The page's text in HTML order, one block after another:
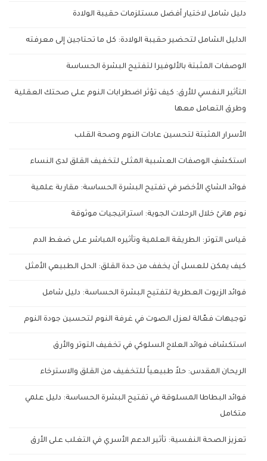
دليل شامل لاختيار أفضل مستلزمات حقيبة الولادة
الدليل الشامل لتحضير حقيبة الولادة: كل ما تحتاجين إلى معرفته
الوصفات المثبتة بالألوفيرا لتفتيح البشرة الحساسة
التأثير النفسي للأرق: كيف تؤثر اضطرابات النوم على صحتك العقلية
وطرق التعامل معها
الأسرار المثبتة لتحسين عادات النوم وصحة القلب
استكشفِ الوصفات العشبية المثلى لتخفيف القلق لدى النساء
فوائد الشاي الأخضر في تفتيح البشرة الحساسة: مقاربة علمية
نوم هانئ خلال الرحلات الجوية: استراتيجيات موثوقة
قياس التوتر: الطريقة العلمية وتأثيره المباشر على ضغط الدم
كيف يمكن للعسل أن يخفف من حدة القلق: الحل الطبيعي الأمثل
فوائد الزيوت العطرية لتفتيح البشرة الحساسة: دليل شامل
توجيهات فعّالة لعزل الصوت في غرفة النوم لتحسين جودة النوم
استكشاف فوائد العلاج السلوكي في تخفيف التوتر والأرق
الريحان المقدس: حلاً طبيعياً للتخفيف من القلق والاسترخاء
فوائد البطاطا المسلوقة في تفتيح البشرة الحساسة: دليل علمي
متكامل
تعزيز الصحة النفسية: تأثير الدعم الأسري في التغلب على الأرق